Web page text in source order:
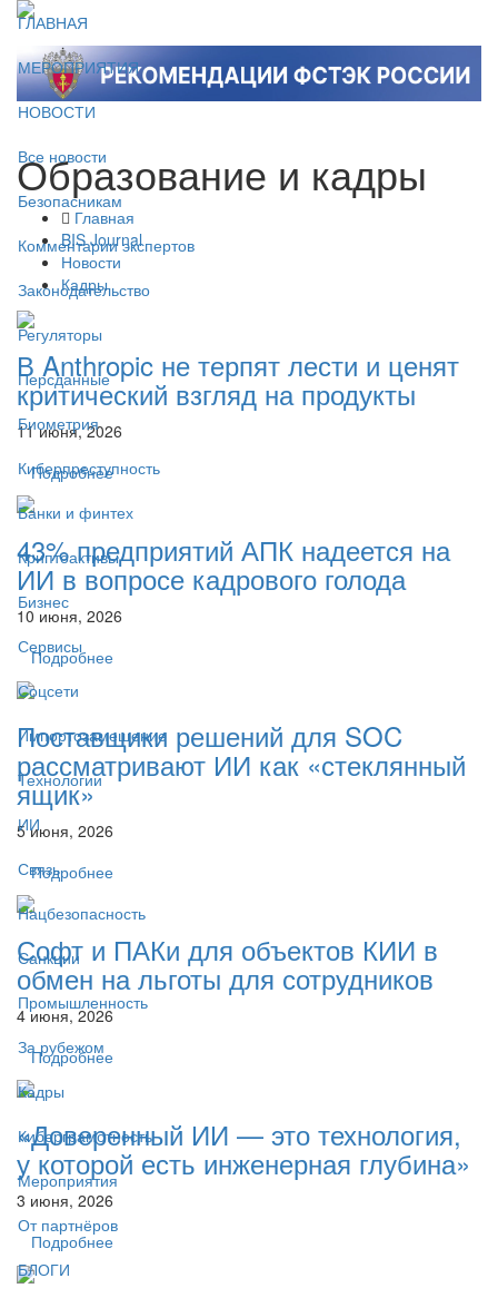
ГЛАВНАЯ
МЕРОПРИЯТИЯ
НОВОСТИ
Все новости
Безопасникам
Комментарии экспертов
Законодательство
Регуляторы
Персданные
Биометрия
Киберпреступность
Банки и финтех
Криптоактивы
Бизнес
Сервисы
Соцсети
Импортозамещение
Технологии
ИИ
Связь
Нацбезопасность
Санкции
Промышленность
За рубежом
Кадры
Киберграмотность
Мероприятия
От партнёров
БЛОГИ
Образование и кадры
Главная
BIS Journal
Новости
Кадры
В Anthropic не терпят лести и ценят
критический взгляд на продукты
11 июня, 2026
Подробнее
43% предприятий АПК надеется на
ИИ в вопросе кадрового голода
10 июня, 2026
Подробнее
Поставщики решений для SOC
рассматривают ИИ как «стеклянный
ящик»
5 июня, 2026
Подробнее
Софт и ПАКи для объектов КИИ в
обмен на льготы для сотрудников
4 июня, 2026
Подробнее
«Доверенный ИИ — это технология,
у которой есть инженерная глубина»
3 июня, 2026
Подробнее